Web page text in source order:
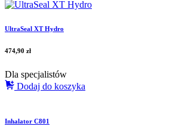
UltraSeal XT Hydro
474,90 zł
Dla specjalistów
Dodaj do koszyka
Inhalator C801